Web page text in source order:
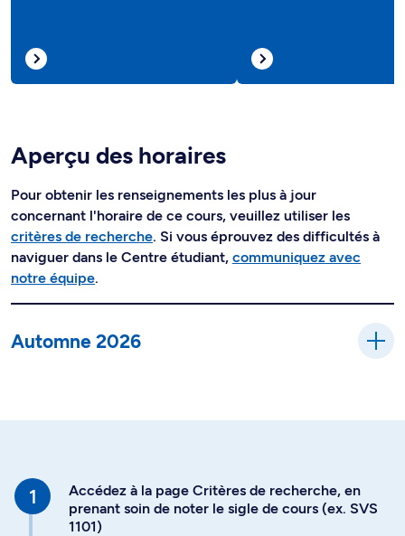
Aperçu des horaires
Pour obtenir les renseignements les plus à jour
concernant l'horaire de ce cours, veuillez utiliser les
critères de recherche. Si vous éprouvez des difficultés à
naviguer dans le Centre étudiant, communiquez avec
notre équipe.
Automne 2026
Accédez à la page Critères de recherche, en
prenant soin de noter le sigle de cours (ex. SVS
1101)